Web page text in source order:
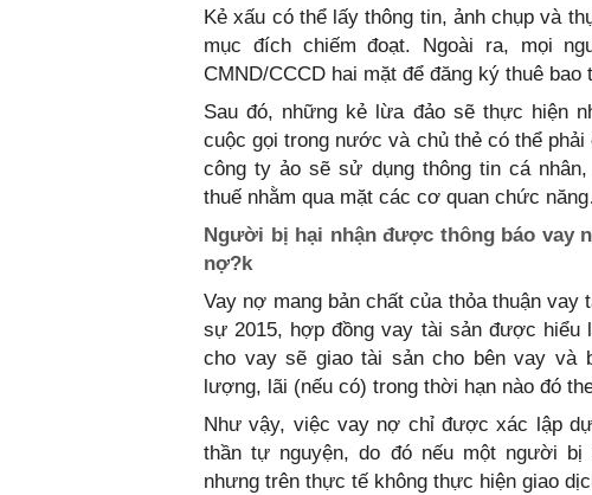
Kẻ xấu có thể lấy thông tin, ảnh chụp và
mục đích chiếm đoạt. Ngoài ra, mọi
CMND/CCCD hai mặt để đăng ký thuê bao
Sau đó, những kẻ lừa đảo sẽ thực hiện
cuộc gọi trong nước và chủ thẻ có thể
công ty ảo sẽ sử dụng thông tin cá
thuế nhằm qua mặt các cơ quan chức
Người bị hại nhận được thông báo vay
nợ?k
Vay nợ mang bản chất của thỏa thuận
sự 2015, hợp đồng vay tài sản được hiểu
cho vay sẽ giao tài sản cho bên vay và
lượng, lãi (nếu có) trong thời hạn nào đó
Như vậy, việc vay nợ chỉ được xác lập
thần tự nguyện, do đó nếu một người
nhưng trên thực tế không thực hiện giao